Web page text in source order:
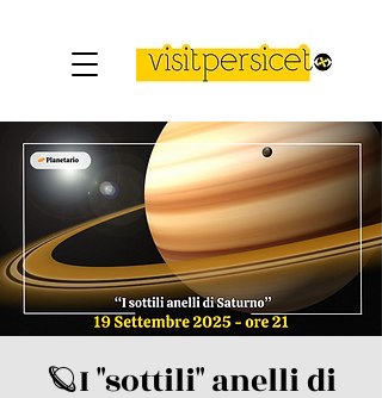
🪐I "sottili" anelli di